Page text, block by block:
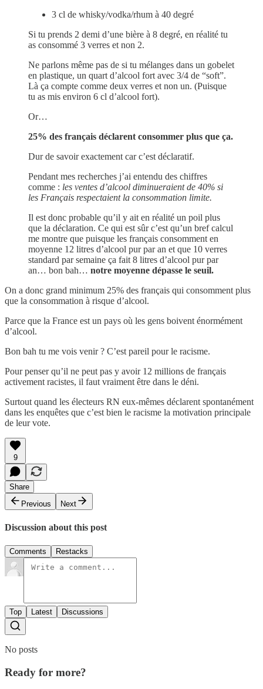
3 cl de whisky/vodka/rhum à 40 degré
Si tu prends 2 demi d’une bière à 8 degré, en réalité tu
as consommé 3 verres et non 2.
Ne parlons même pas de si tu mélanges dans un gobelet
en plastique, un quart d’alcool fort avec 3/4 de “soft”.
Là ça compte comme deux verres et non un. (Puisque
tu as mis environ 6 cl d’alcool fort).
Or…
25% des français déclarent consommer plus que ça.
Dur de savoir exactement car c’est déclaratif.
Pendant mes recherches j’ai entendu des chiffres
comme : les ventes d’alcool diminueraient de 40% si
les Français respectaient la consommation limite.
Il est donc probable qu’il y ait en réalité un poil plus
que la déclaration. Ce qui est sûr c’est qu’un bref calcul
me montre que puisque les français consomment en
moyenne 12 litres d’alcool pur par an et que 10 verres
standard par semaine ça fait 8 litres d’alcool pur par
an… bon bah… notre moyenne dépasse le seuil.
On a donc grand minimum 25% des français qui consomment plus
que la consommation à risque d’alcool.
Parce que la France est un pays où les gens boivent énormément
d’alcool.
Bon bah tu me vois venir ? C’est pareil pour le racisme.
Pour penser qu’il ne peut pas y avoir 12 millions de français
activement racistes, il faut vraiment être dans le déni.
Surtout quand les électeurs RN eux-mêmes déclarent spontanément
dans les enquêtes que c’est bien le racisme la motivation principale
de leur vote.
9
Share
Previous
Next
Discussion about this post
Comments Restacks
Top Latest Discussions
No posts
Ready for more?